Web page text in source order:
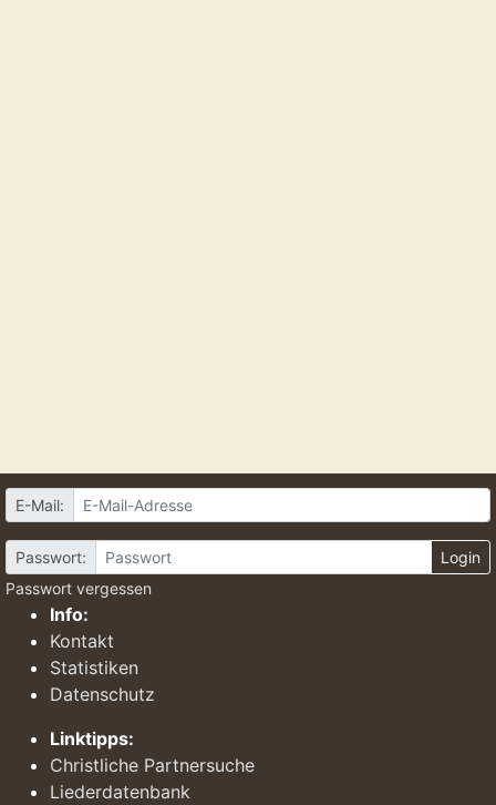
E-Mail:
Passwort:
Login
Passwort vergessen
Info:
Kontakt
Statistiken
Datenschutz
Linktipps:
Christliche Partnersuche
Liederdatenbank